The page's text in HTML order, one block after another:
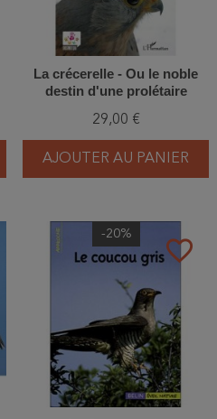
La crécerelle - Ou le noble
destin d'une prolétaire
29,00 €
AJOUTER AU PANIER
favorite_border
-20%